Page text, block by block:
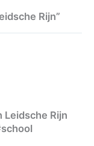
Rijn”
Leidsche Rijn